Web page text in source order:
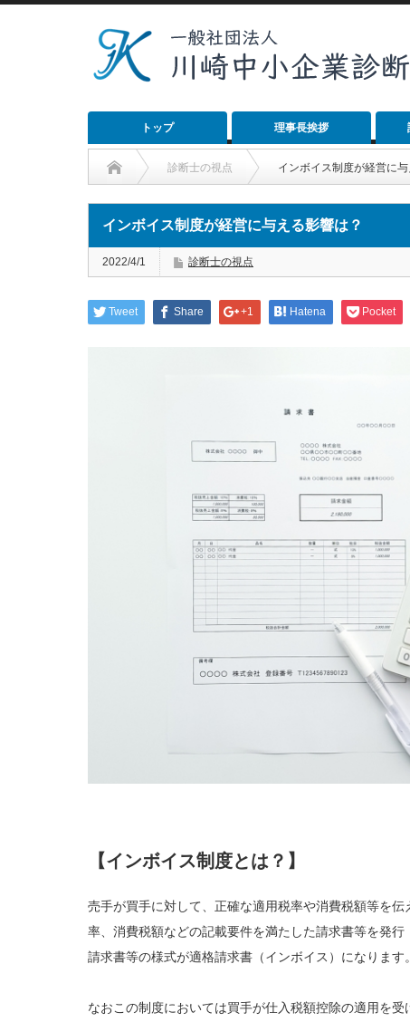
トップ 理事長挨拶
診断士の視点 インボイス制度が経営に与
インボイス制度が経営に与える影響は？
2022/4/1 診断士の視点
Tweet Share +1 Hatena Pocket
【インボイス制度とは？】
売手が買手に対して、正確な適用税率や消費税額等を
率、消費税額などの記載要件を満たした請求書等を発
請求書等の様式が適格請求書（インボイス）になります。
なおこの制度においては買手が仕入税額控除の適用を